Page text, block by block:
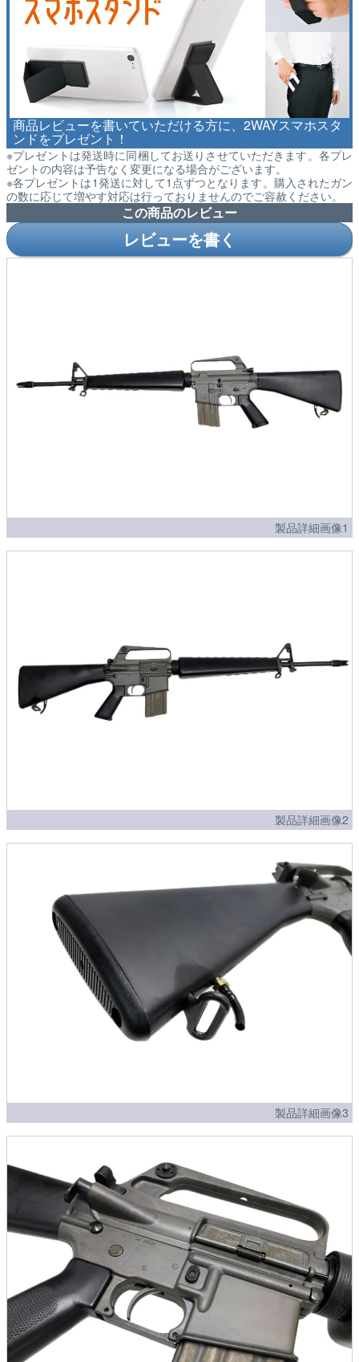
商品レビューを書いていただける方に、2WAYスマホスタ
ンドをプレゼント！
※プレゼントは発送時に同梱してお送りさせていただきます。各プレ
ゼントの内容は予告なく変更になる場合がございます。
※各プレゼントは1発送に対して1点ずつとなります。購入されたガン
の数に応じて増やす対応は行っておりませんのでご容赦ください。
この商品のレビュー
レビューを書く
製品詳細画像1
製品詳細画像2
製品詳細画像3